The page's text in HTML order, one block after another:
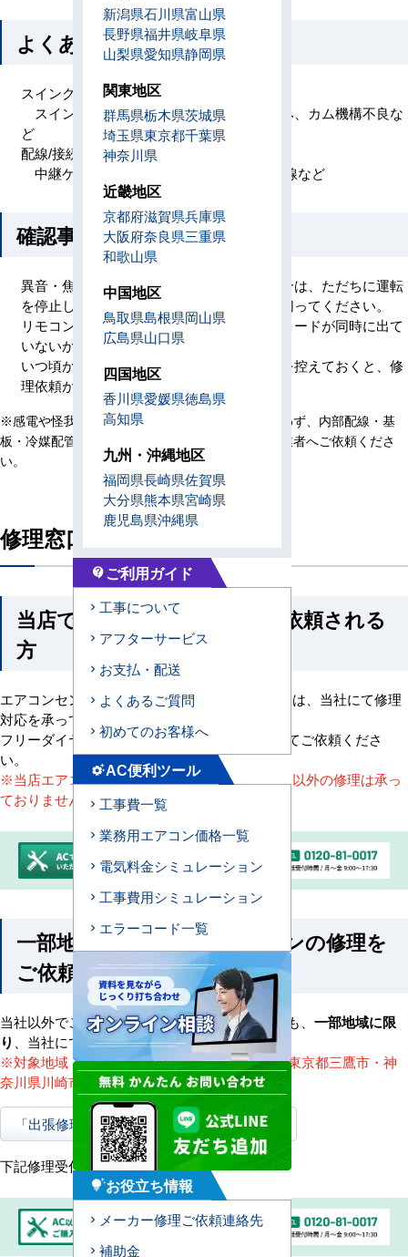
よくある原因
スイング/ルーバ機構の不具合
スイングモータ不良、ギヤ欠け・噛み込み、カム機構不良な
ど
配線/接続不良
中継ケーブル・コネクタの抜け/緩み、断線など
確認事項
異音・焦げた臭い・煙などの異常がある場合は、ただちに運転
を停止し、可能であれば専用ブレーカーを切ってください。
リモコンの表示内容を確認し、他のエラーコードが同時に出て
いないかもご確認ください。
いつ頃から・どのような症状が出ているかを控えておくと、修
理依頼がスムーズです。
※感電や怪我の恐れがあるため、分解・修理は行わず、内部配線・基
板・冷媒配管（霜付き部含む）には触れず、専門業者へご依頼くださ
い。
修理窓口のご案内
当店でご購入いただき修理を依頼される
方
エアコンセンターACでご購入いただいたお客様は、当社にて修理
対応を承っております。
フリーダイヤルまたは下記修理受付フォームにてご依頼くださ
い。
※当店エアコンセンターACで購入されたお客様以外の修理は承っ
ておりません。
一部地域にお住まいでエアコンの修理を
ご依頼される方
当社以外でご購入されたエアコンにつきましても、 一部地域に限
り
、当社にて修理対応が可能です。
※対象地域（東京都23区内・東京都武蔵野市・東京都三鷹市・神
奈川県川崎市）
「出張修理サービス」の詳細はこちらから
下記修理受付フォームにてご依頼ください。
新潟県石川県富山県
長野県福井県岐阜県
山梨県愛知県静岡県
関東地区
群馬県栃木県茨城県
埼玉県東京都千葉県
神奈川県
近畿地区
京都府滋賀県兵庫県
大阪府奈良県三重県
和歌山県
中国地区
鳥取県島根県岡山県
広島県山口県
四国地区
香川県愛媛県徳島県
高知県
九州・沖縄地区
福岡県長崎県佐賀県
大分県熊本県宮崎県
鹿児島県沖縄県
contact_support ご利用ガイド
工事について
アフターサービス
お支払・配送
よくあるご質問
初めてのお客様へ
settings_suggestAC便利ツール
工事費一覧
業務用エアコン価格一覧
電気料金シミュレーション
工事費用シミュレーション
エラーコード一覧
tips_and_updatesお役立ち情報
メーカー修理ご依頼連絡先
補助金